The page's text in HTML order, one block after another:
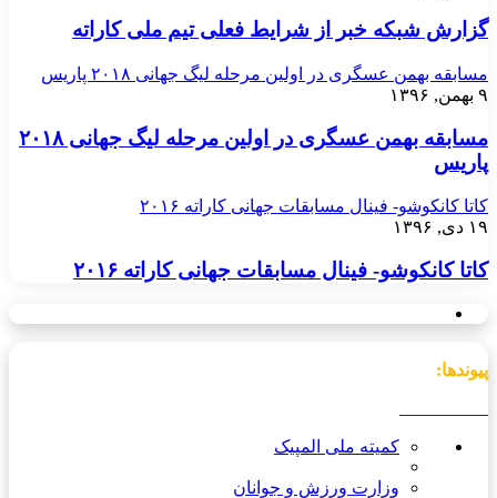
گزارش شبکه خبر از شرایط فعلی تیم ملی کاراته
مسابقه بهمن عسگری در اولین مرحله لیگ جهانی ۲۰۱۸ پاریس
۹ بهمن, ۱۳۹۶
مسابقه بهمن عسگری در اولین مرحله لیگ جهانی ۲۰۱۸
پاریس
کاتا کانکوشو- فینال مسابقات جهانی کاراته ۲۰۱۶
۱۹ دی, ۱۳۹۶
کاتا کانکوشو- فینال مسابقات جهانی کاراته ۲۰۱۶
پیوندها:
کمیته ملی المپیک
وزارت ورزش و جوانان